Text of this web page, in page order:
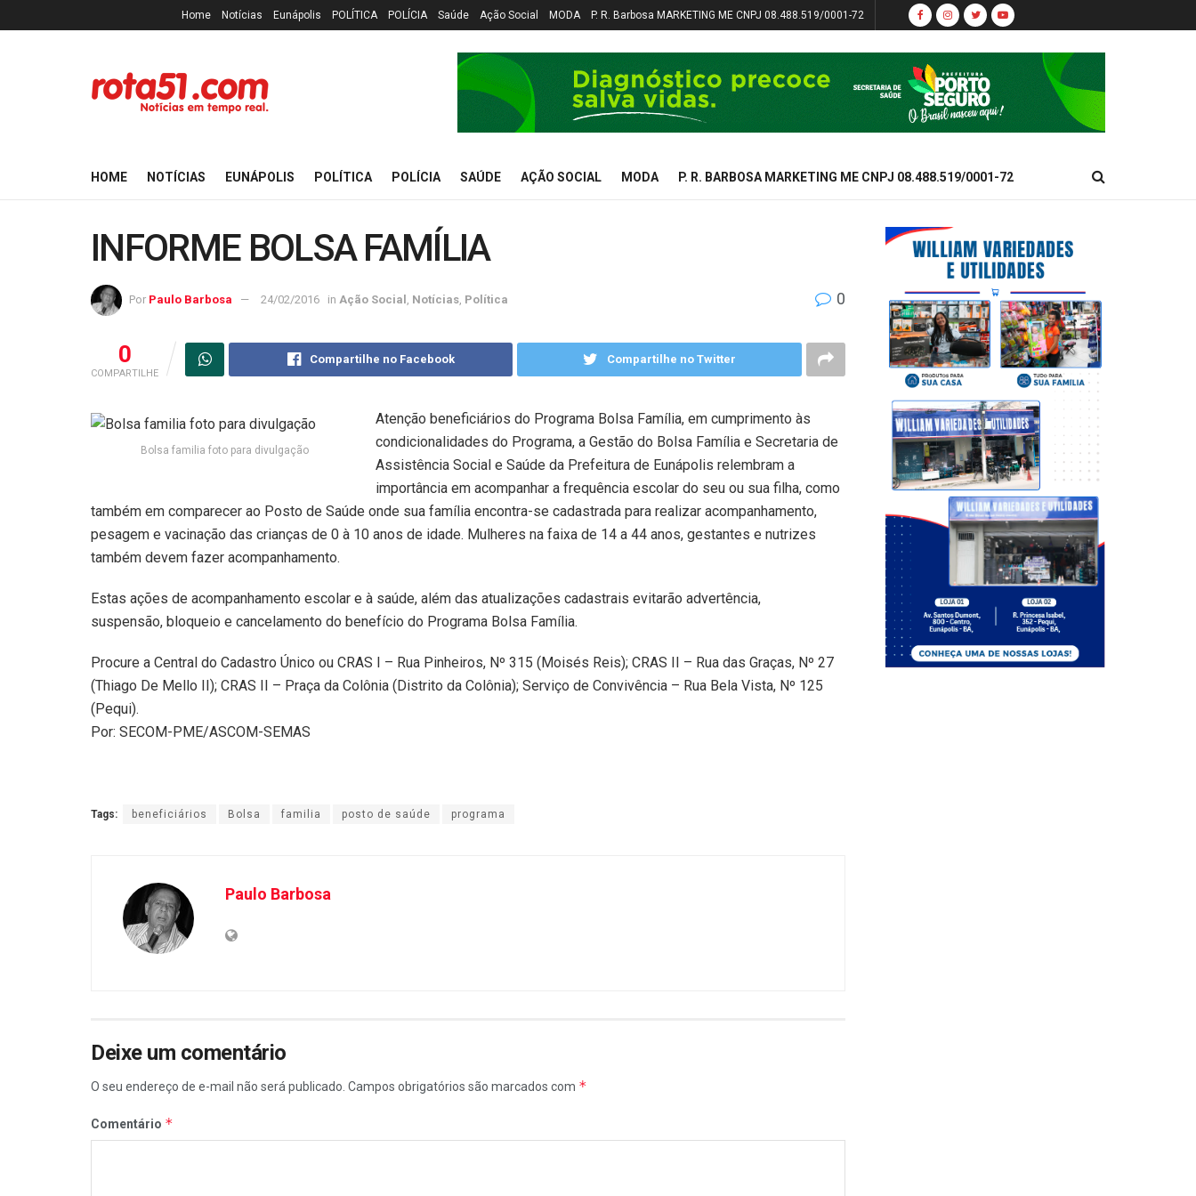
Home Notícias Eunápolis POLÍTICA POLÍCIA Saúde Ação Social MODA P. R. Barbosa MARKETING ME CNPJ 08.488.519/0001-72
HOME NOTÍCIAS EUNÁPOLIS POLÍTICA POLÍCIA SAÚDE AÇÃO SOCIAL MODA P. R. BARBOSA MARKETING ME CNPJ 08.488.519/0001-72
INFORME BOLSA FAMÍLIA
Por Paulo Barbosa 24/02/2016 in Ação Social Notícias Política 0
0
COMPARTILHE
Compartilhe no Facebook Compartilhe no Twitter
Bolsa familia foto para divulgação
Atenção beneficiários do Programa Bolsa Família, em cumprimento às
condicionalidades do Programa, a Gestão do Bolsa Família e Secretaria de
Assistência Social e Saúde da Prefeitura de Eunápolis relembram a
importância em acompanhar a frequência escolar do seu ou sua filha, como
também em comparecer ao Posto de Saúde onde sua família encontra-se cadastrada para realizar acompanhamento,
pesagem e vacinação das crianças de 0 à 10 anos de idade. Mulheres na faixa de 14 a 44 anos, gestantes e nutrizes
também devem fazer acompanhamento.
Estas ações de acompanhamento escolar e à saúde, além das atualizações cadastrais evitarão advertência,
suspensão, bloqueio e cancelamento do benefício do Programa Bolsa Família.
Procure a Central do Cadastro Único ou CRAS I – Rua Pinheiros, Nº 315 (Moisés Reis); CRAS II – Rua das Graças, Nº 27
(Thiago De Mello II); CRAS II – Praça da Colônia (Distrito da Colônia); Serviço de Convivência – Rua Bela Vista, Nº 125
(Pequi).
Por: SECOM-PME/ASCOM-SEMAS
Tags: beneficiários Bolsa familia posto de saúde programa
Paulo Barbosa
Deixe um comentário
O seu endereço de e-mail não será publicado. Campos obrigatórios são marcados com *
Comentário *